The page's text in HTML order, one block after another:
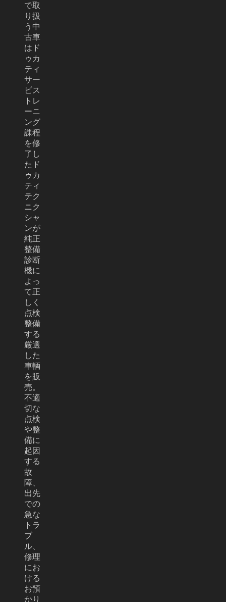
で取
り扱
う中
古車
はド
ゥカ
ティ
サー
ビス
トレ
ーニ
ング
課程
を修
了し
たド
ゥカ
ティ
テク
ニク
シャ
ンが
純正
整備
診断
機に
よっ
て正
しく
点検
整備
する
厳選
した
車輌
を販
売。
不適
切な
点検
や整
備に
起因
する
故
障、
出先
での
急な
トラ
ブ
ル、
修理
にお
ける
お預
かり